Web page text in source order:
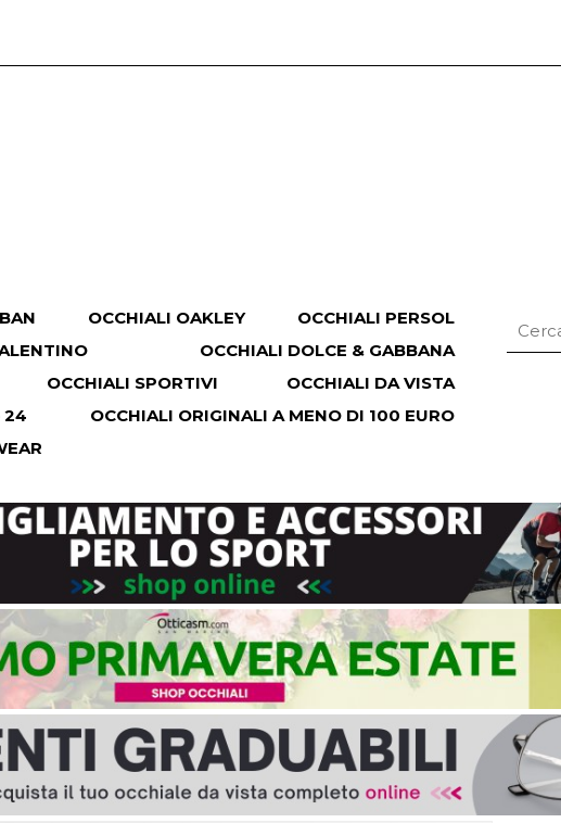
OCCHIALI OAKLEY
OCCHIALI PERSOL
OCCHIALI DOLCE & GABBANA
OCCHIALI SPORTIVI
OCCHIALI DA VISTA
24
OCCHIALI ORIGINALI A MENO DI 100 EURO